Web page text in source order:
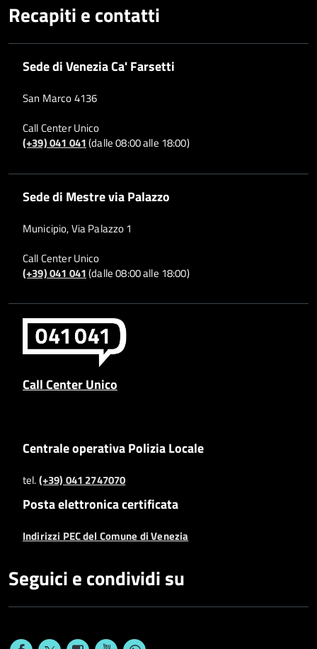
Recapiti e contatti
Sede di Venezia Ca' Farsetti
San Marco 4136
Call Center Unico
(+39) 041 041(dalle 08:00 alle 18:00)
Sede di Mestre via Palazzo
Municipio, Via Palazzo 1
Call Center Unico
(+39) 041 041(dalle 08:00 alle 18:00)
Call Center Unico
Centrale operativa Polizia Locale
tel.(+39) 041 2747070
Posta elettronica certificata
Indirizzi PEC del Comune di Venezia
Seguici e condividi su